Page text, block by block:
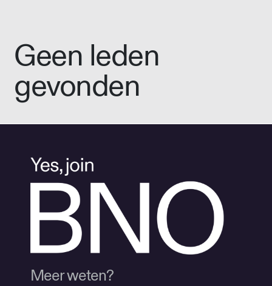
Geen leden
gevonden
Meer weten?